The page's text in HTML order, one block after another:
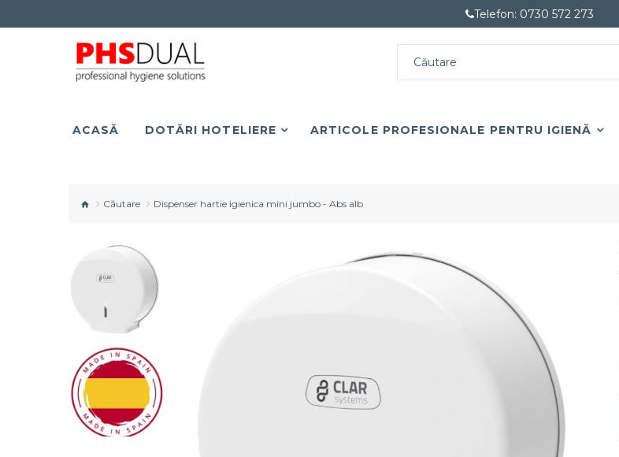
Telefon: 0730 572 273
ACASĂ DOTĂRI HOTELIERE ARTICOLE PROFESIONALE PENTRU IGIENĂ
Căutare Dispenser hartie igienica mini jumbo - Abs alb